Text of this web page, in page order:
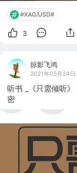
#XAG/USD#
3
掠影飞鸿
2021年05月24日
听书 _《只需倾听
密